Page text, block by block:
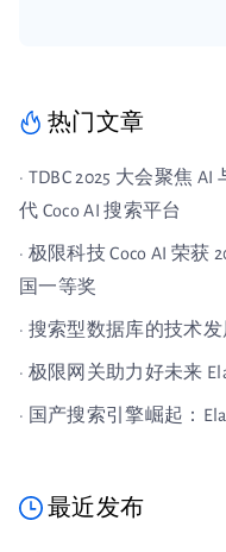
热门文章
· TDBC 2025 大会聚焦
代 Coco AI 搜索平台
· 极限科技 Coco AI 荣
国一等奖
· 搜索型数据库的技术
· 极限网关助力好未来
· 国产搜索引擎崛起：
最近发布